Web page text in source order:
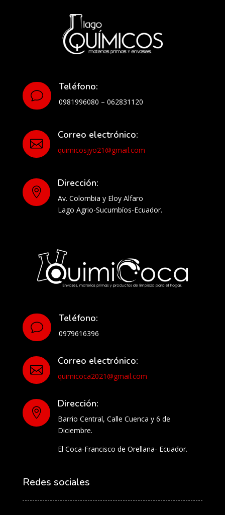
v
Teléfono:
0981996080 – 062831120

Correo electrónico:
quimicosjyo21@gmail.com

Dirección:
Av. Colombia y Eloy Alfaro
Lago Agrio-Sucumbíos-Ecuador.
v
Teléfono:
0979616396

Correo electrónico:
quimicoca2021@gmail.com

Dirección:
Barrio Central, Calle Cuenca y 6 de
Diciembre.
El Coca-Francisco de Orellana- Ecuador.
Redes sociales